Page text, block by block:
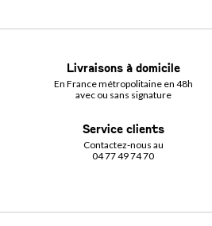
Livraisons à domicile
En France métropolitaine en 48h
avec ou sans signature
Service clients
Contactez-nous au
04 77 49 74 70